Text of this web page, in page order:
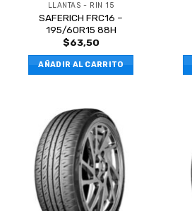
LLANTAS - RIN 15
SAFERICH FRC16 –
195/60R15 88H
$63,50
AÑADIR AL CARRITO